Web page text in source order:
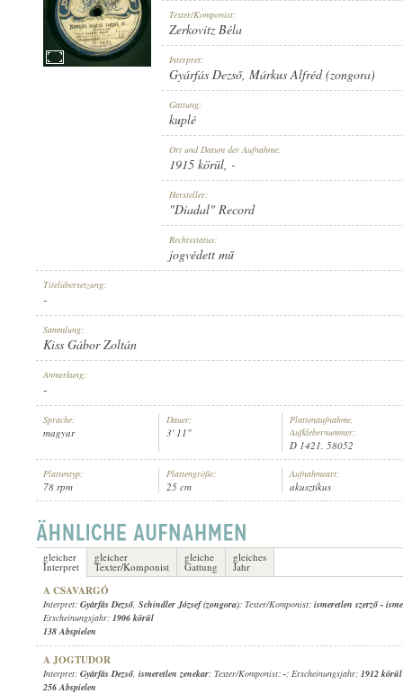
INTERPRET: GYÁRFÁS DEZSŐ,MÁRKUS ALFRÉD (ZONGORA)
1915 KÖRÜL
"DIADAL" RECORD
PLATTENAUFNAHME:
Texter/Komponist:
Zerkovitz Béla
Interpret:
Gyárfás Dezső, Márkus Alfréd (zongora)
Gattung:
kuplé
Ort und Datum der Aufnahme:
1915 körül, -
Hersteller:
"Diadal" Record
Rechtsstatus:
jogvédett mű
Titelübersetzung:
-
Sammlung:
Kiss Gábor Zoltán
Anmerkung:
-
Sprache:
magyar
Dauer:
3' 11"
Plattenaufnahme,
Aufklebernummer:
D 1421, 58052
Plattentyp:
78 rpm
Plattengröße:
25 cm
Aufnahmeart:
akusztikus
gleicher
Interpret
gleicher
Texter/Komponist
gleiche
Gattung
gleiches
Jahr
A CSAVARGÓ
Interpret: Gyárfás Dezső, Schindler József (zongora); Texter/Komponist: ismeretlen szerző-
Erscheinungsjahr: 1906 körül
138 Abspielen
A JOGTUDOR
Interpret: Gyárfás Dezső, ismeretlen zenekar; Texter/Komponist: -; Erscheinungsjahr: 1912 körül
256 Abspielen